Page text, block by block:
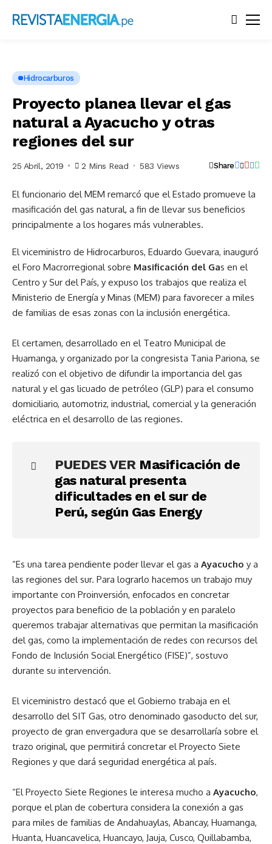
Hidrocarburos
Proyecto planea llevar el gas
natural a Ayacucho y otras
regiones del sur
25 Abril, 2019 2 Mins Read 583 Views Share
El funcionario del MEM remarcó que el Estado promueve la
masificación del gas natural, a fin de llevar sus beneficios
principalmente a los hogares más vulnerables.
El viceministro de Hidrocarburos, Eduardo Guevara, inauguró
el Foro Macrorregional sobre Masificación del Gas en el
Centro y Sur del País, y expuso los trabajos que realiza el
Ministerio de Energía y Minas (MEM) para favorecer a miles
de familias de esas zonas con la inclusión energética.
El certamen, desarrollado en el Teatro Municipal de
Huamanga, y organizado por la congresista Tania Pariona, se
realizó con el objetivo de difundir la importancia del gas
natural y el gas licuado de petróleo (GLP) para el consumo
domiciliario, automotriz, industrial, comercial y la generación
eléctrica en el desarrollo de las regiones.
PUEDES VER Masificación de
gas natural presenta
dificultades en el sur de
Perú, según Gas Energy
“Es una tarea pendiente poder llevar el gas a Ayacucho y a
las regiones del sur. Para lograrlo hacemos un trabajo muy
importante con Proinversión, enfocados en concretar
proyectos para beneficio de la población y en paralelo
queremos trabajar alternativas que permitan la masificación
del gas, como la implementación de redes con recursos del
Fondo de Inclusión Social Energético (FISE)”, sostuvo
durante su intervención.
El viceministro destacó que el Gobierno trabaja en el
desarrollo del SIT Gas, otro denominado gasoducto del sur,
proyecto de gran envergadura que se desarrollaría sobre el
trazo original, que permitirá concretar el Proyecto Siete
Regiones y que dará seguridad energética al país.
“El Proyecto Siete Regiones le interesa mucho a Ayacucho,
porque el plan de cobertura considera la conexión a gas
para miles de familias de Andahuaylas, Abancay, Huamanga,
Huanta, Huancavelica, Huancayo, Jauja, Cusco, Quillabamba,